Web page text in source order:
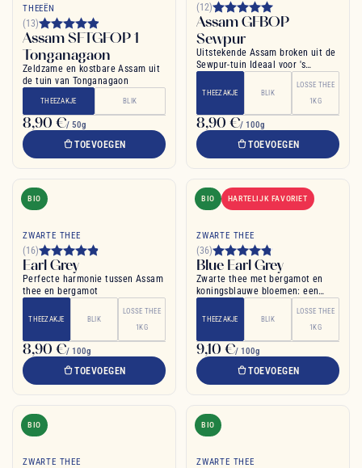
THEEËN
(13)
Assam SFTGFOP 1
Tonganagaon
Zeldzame en kostbare Assam uit
de tuin van Tonganagaon
THEEZAKJE BLIK
8,90 €/ 50g
TOEVOEGEN
(12)
Assam GFBOP
Sewpur
Uitstekende Assam broken uit de
Sewpur-tuin Ideaal voor 's
THEEZAKJE BLIK
LOSSE THEE
1KG
8,90 €/ 100g
TOEVOEGEN
BIO
ZWARTE THEE
(16)
Earl Grey
Perfecte harmonie tussen Assam
thee en bergamot
THEEZAKJE BLIK
LOSSE THEE
1KG
8,90 €/ 100g
TOEVOEGEN
BIO HARTELIJK FAVORIET
ZWARTE THEE
(36)
Blue Earl Grey
Zwarte thee met bergamot en
koningsblauwe bloemen: een
THEEZAKJE BLIK
LOSSE THEE
1KG
9,10 €/ 100g
TOEVOEGEN
BIO
ZWARTE THEE
BIO
ZWARTE THEE